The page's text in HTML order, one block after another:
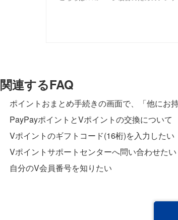
関連するFAQ
ポイントおまとめ手続きの画面で、「他にお
PayPayポイントとVポイントの交換について
Vポイントのギフトコード(16桁)を入力したい
Vポイントサポートセンターへ問い合わせたい
自分のV会員番号を知りたい